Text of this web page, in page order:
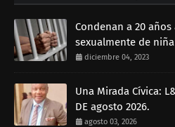
Condenan a 20
sexualmente de
diciembre 04, 2023
Una Mirada Cívica:
DE agosto 2026.
agosto 03, 2026